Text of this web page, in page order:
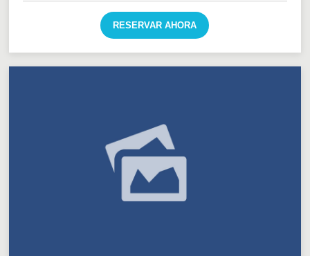
RESERVAR AHORA